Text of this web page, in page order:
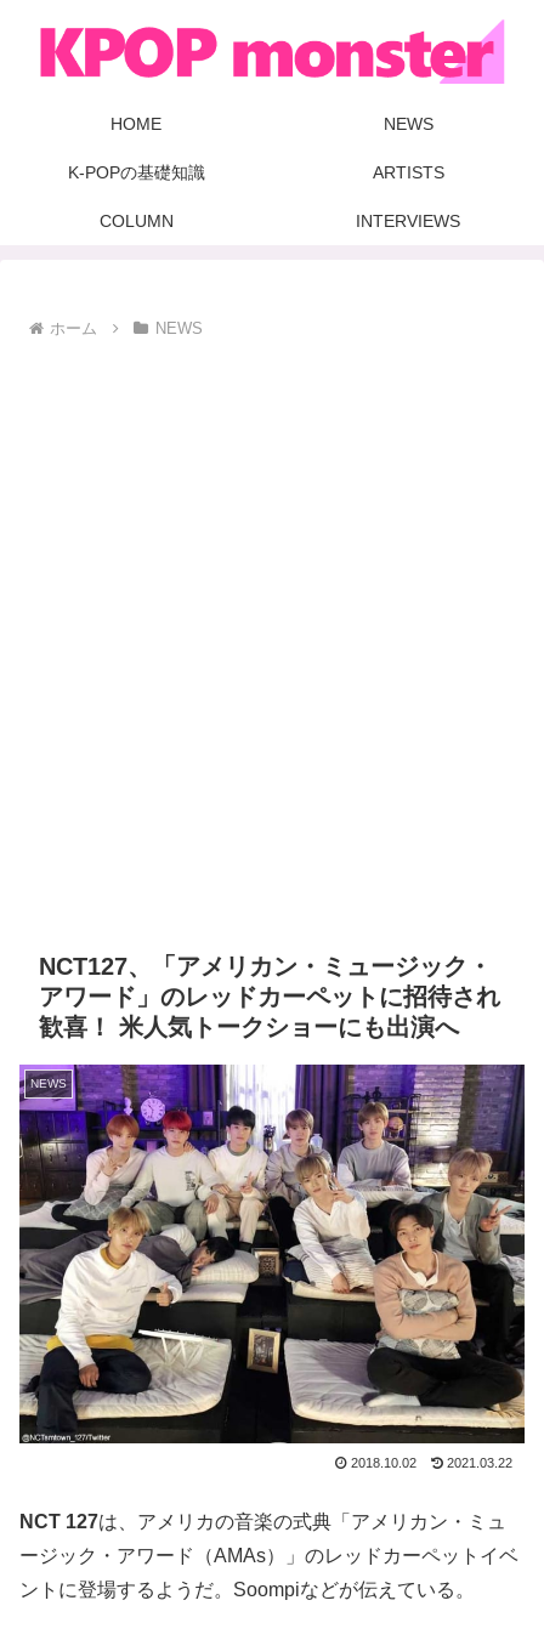
HOME NEWS
K-POPの基礎知識 ARTISTS
COLUMN INTERVIEWS
ホーム NEWS
NCT127、「アメリカン・ミュージック・
アワード」のレッドカーペットに招待され
歓喜！ 米人気トークショーにも出演へ
NEWS
2018.10.02 2021.03.22
NCT 127は、アメリカの音楽の式典「アメリカン・ミュ
ージック・アワード（AMAs）」のレッドカーペットイベ
ントに登場するようだ。Soompiなどが伝えている。